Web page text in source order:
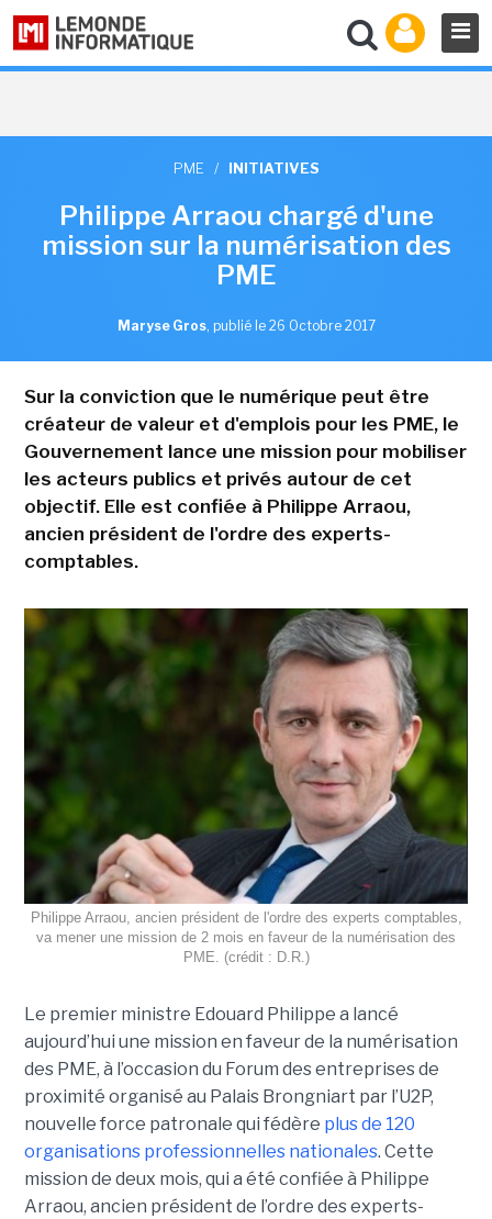
PME / INITIATIVES
Philippe Arraou chargé d'une
mission sur la numérisation des
PME
Maryse Gros, publié le 26 Octobre 2017
Sur la conviction que le numérique peut être
créateur de valeur et d'emplois pour les PME, le
Gouvernement lance une mission pour mobiliser
les acteurs publics et privés autour de cet
objectif. Elle est confiée à Philippe Arraou,
ancien président de l'ordre des experts-
comptables.
Philippe Arraou, ancien président de l'ordre des experts comptables,
va mener une mission de 2 mois en faveur de la numérisation des
PME. (crédit : D.R.)
Le premier ministre Edouard Philippe a lancé
aujourd’hui une mission en faveur de la numérisation
des PME, à l’occasion du Forum des entreprises de
proximité organisé au Palais Brongniart par l’U2P,
nouvelle force patronale qui fédère plus de 120
organisations professionnelles nationales. Cette
mission de deux mois, qui a été confiée à Philippe
Arraou, ancien président de l’ordre des experts-